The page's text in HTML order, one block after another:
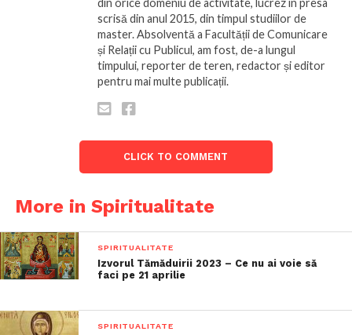
din orice domeniu de activitate, lucrez în presa
scrisă din anul 2015, din timpul studiilor de
master. Absolventă a Facultății de Comunicare
și Relații cu Publicul, am fost, de-a lungul
timpului, reporter de teren, redactor și editor
pentru mai multe publicații.
CLICK TO COMMENT
More in Spiritualitate
SPIRITUALITATE
Izvorul Tămăduirii 2023 – Ce nu ai voie să
faci pe 21 aprilie
SPIRITUALITATE